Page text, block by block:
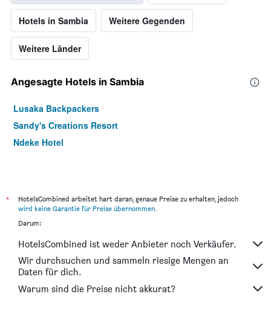
Hotels in Sambia Weitere Gegenden
Weitere Länder
Angesagte Hotels in Sambia
Lusaka Backpackers
Sandy's Creations Resort
Ndeke Hotel
*
HotelsCombined arbeitet hart daran, genaue Preise zu erhalten, jedoch
wird keine Garantie für Preise übernommen.
Darum:
HotelsCombined ist weder Anbieter noch Verkäufer.
Wir durchsuchen und sammeln riesige Mengen an
Daten für dich.
Warum sind die Preise nicht akkurat?